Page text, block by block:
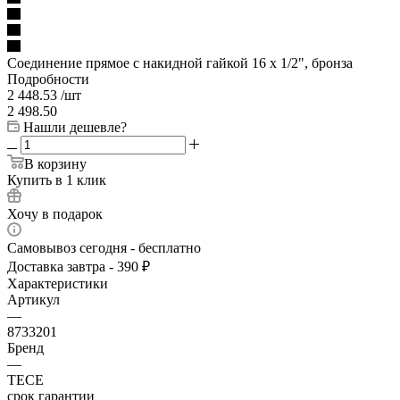
Соединение прямое с накидной гайкой 16 х 1/2", бронза
Подробности
2 448.53 /шт
2 498.50
Нашли дешевле?
В корзину
Купить в 1 клик
Хочу в подарок
Самовывоз сегодня - бесплатно
Доставка завтра - 390 ₽
Характеристики
Артикул
—
8733201
Бренд
—
TECE
срок гарантии